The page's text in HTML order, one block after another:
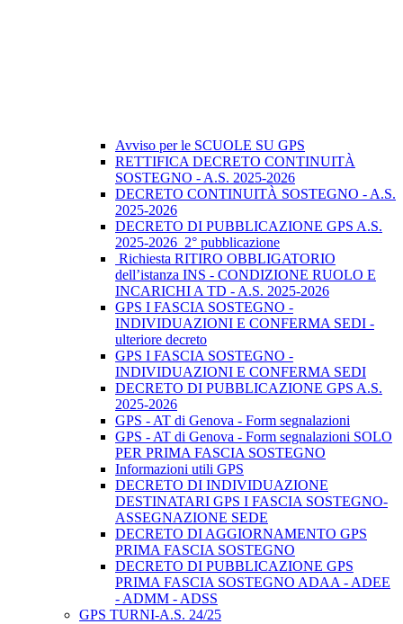
Avviso per le SCUOLE SU GPS
RETTIFICA DECRETO CONTINUITÀ
SOSTEGNO - A.S. 2025-2026
DECRETO CONTINUITÀ SOSTEGNO - A.S.
2025-2026
DECRETO DI PUBBLICAZIONE GPS A.S.
2025-2026_2° pubblicazione
Richiesta RITIRO OBBLIGATORIO
dell’istanza INS - CONDIZIONE RUOLO E
INCARICHI A TD - A.S. 2025-2026
GPS I FASCIA SOSTEGNO -
INDIVIDUAZIONI E CONFERMA SEDI -
ulteriore decreto
GPS I FASCIA SOSTEGNO -
INDIVIDUAZIONI E CONFERMA SEDI
DECRETO DI PUBBLICAZIONE GPS A.S.
2025-2026
GPS - AT di Genova - Form segnalazioni
GPS - AT di Genova - Form segnalazioni SOLO
PER PRIMA FASCIA SOSTEGNO
Informazioni utili GPS
DECRETO DI INDIVIDUAZIONE
DESTINATARI GPS I FASCIA SOSTEGNO-
ASSEGNAZIONE SEDE
DECRETO DI AGGIORNAMENTO GPS
PRIMA FASCIA SOSTEGNO
DECRETO DI PUBBLICAZIONE GPS
PRIMA FASCIA SOSTEGNO ADAA - ADEE
- ADMM - ADSS
GPS TURNI-A.S. 24/25